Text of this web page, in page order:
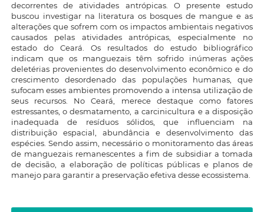
decorrentes de atividades antrópicas. O presente estudo
buscou investigar na literatura os bosques de mangue e as
alterações que sofrem com os impactos ambientais negativos
causados pelas atividades antrópicas, especialmente no
estado do Ceará. Os resultados do estudo bibliográfico
indicam que os manguezais têm sofrido inúmeras ações
deletérias provenientes do desenvolvimento econômico e do
crescimento desordenado das populações humanas, que
sufocam esses ambientes promovendo a intensa utilização de
seus recursos. No Ceará, merece destaque como fatores
estressantes, o desmatamento, a carcinicultura e a disposição
inadequada de resíduos sólidos, que influenciam na
distribuição espacial, abundância e desenvolvimento das
espécies. Sendo assim, necessário o monitoramento das áreas
de manguezais remanescentes a fim de subsidiar a tomada
de decisão, a elaboração de políticas públicas e planos de
manejo para garantir a preservação efetiva desse ecossistema.